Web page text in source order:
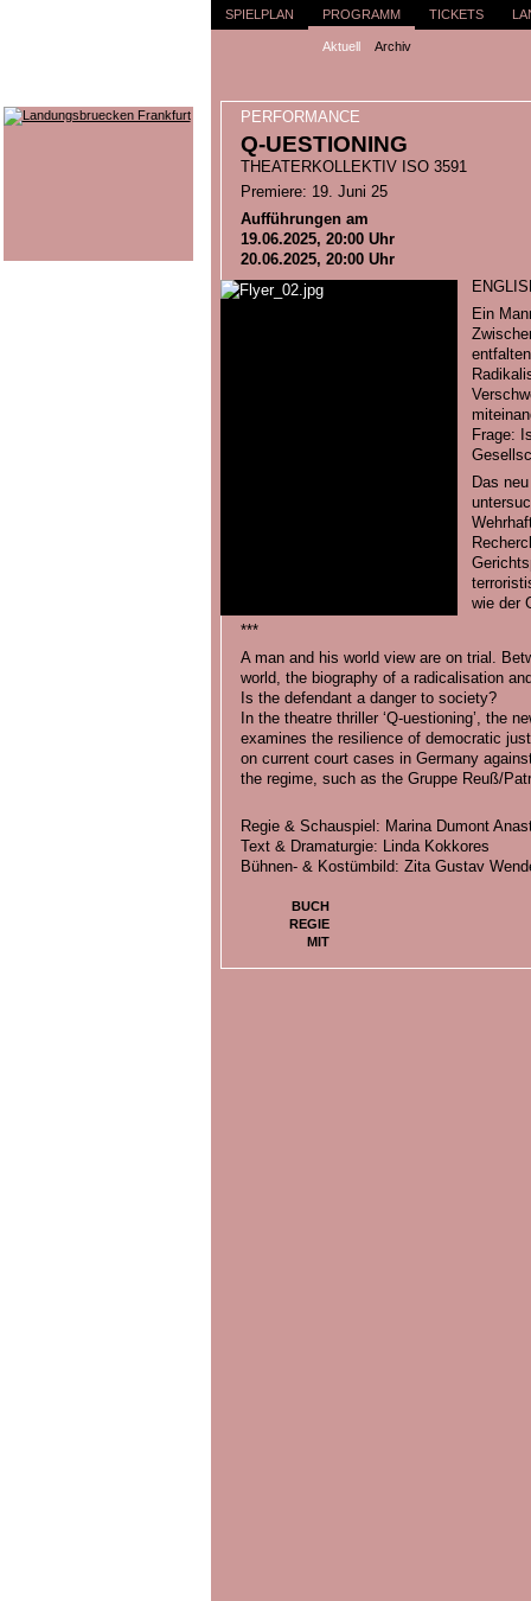
SPIELPLAN PROGRAMM
Aktuell Archiv
TICKETS
PERFORMANCE
Q-UESTIONING
THEATERKOLLEKTIV ISO 3591
Premiere: 19. Juni 25
Aufführungen am
19.06.2025, 20:00 Uhr
20.06.2025, 20:00 Uhr
Ein
Frage:
Das
wie der
***
A man and his world view are on trial.
world, the biography of a radicalisation
Is the defendant a danger to society?
In the theatre thriller ‘Q-uestioning’, the
examines the resilience of democratic
on current court cases in Germany
the regime, such as the Gruppe Reuß/
Regie & Schauspiel: Marina Dumont
Text & Dramaturgie: Linda Kokkores
Bühnen- & Kostümbild: Zita Gustav
BUCH
REGIE
MIT